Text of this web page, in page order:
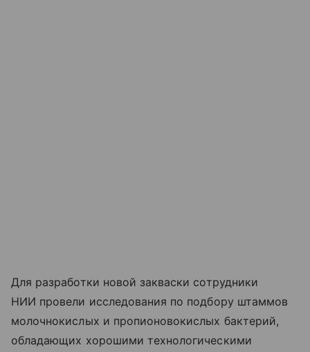
Для разработки новой закваски сотрудники
НИИ провели исследования по подбору штаммов
молочнокислых и пропионовокислых бактерий,
обладающих хорошими технологическими